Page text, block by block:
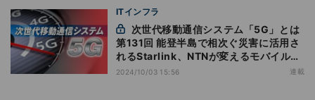
ITインフラ
第131回 能登半島で相次ぐ災害に活用さ
れるStarlink、NTNが変えるモバイル通
信の災害復旧
2024/10/03 15:56 連載